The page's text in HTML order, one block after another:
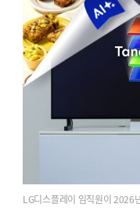
LG디스플레이 임직원이 2026